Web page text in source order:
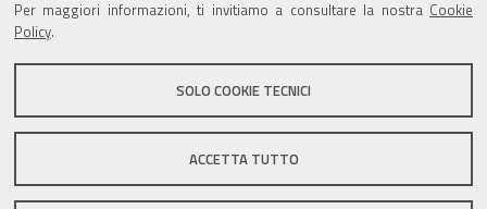
Per maggiori informazioni, ti invitiamo a consultare la nostra Cookie
Policy.
SOLO COOKIE TECNICI
ACCETTA TUTTO
Sito istituzionale Comune di Zola Predosa